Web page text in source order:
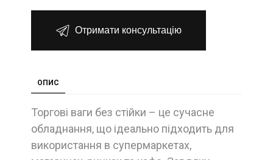
Отримати консультацію
ОПИС
Торгові ваги без стійки – це сучасне
обладнання, що ідеально підходить для
використання в супермаркетах,